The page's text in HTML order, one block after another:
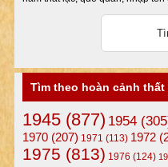
Tìm theo hoàn cảnh thất
1945(877) 1954
1970(207) 1971 (113) 1972
1975 (813) 1976 (124)